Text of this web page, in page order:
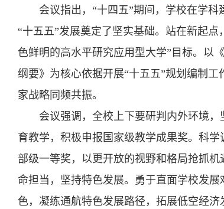
会议指出，“十四五”期间，学校在学
“十五五”发展奠定了坚实基础。站在新起
色鲜明的高水平研究应用型大学”目标。以
纲要》为核心依据开展“十五五”规划编制
家战略同频共振。
会议强调，全校上下要研判内外环境
育教学，积极申报国家级教学成果奖。科
部级一等奖，以更开放的视野和格局抢抓
命担当，坚持特色发展。勇于直面学校发
色，凝练通航特色发展路径，拓展低空经济